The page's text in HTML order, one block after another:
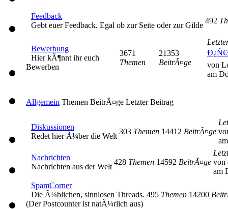
Feedback
Gebt euer Feedback. Egal ob zur Seite oder zur Gilde
492
Bewerbung
Hier kÃ¶nnt ihr euch
Bewerben
3671
Themen
21353
BeitrÃ¤ge
von
am
Allgemein Themen BeitrÃ¤ge Letzter Beitrag
Diskussionen
Redet hier Ã¼ber die Welt
303 Themen 14412 BeitrÃ¤ge
Nachrichten
Nachrichten aus der Welt
428 Themen 14592 BeitrÃ¤ge von
am
SpamCorner
Die Ã¼blichen, sinnlosen Threads.
(Der Postcounter ist natÃ¼rlich aus)
495 Themen 14200